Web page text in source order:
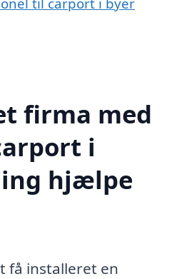
firma med
i
hjælpe
få installeret en